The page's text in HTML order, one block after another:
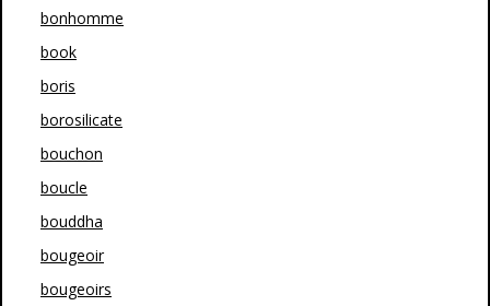
bonhomme
book
boris
borosilicate
bouchon
boucle
bouddha
bougeoir
bougeoirs